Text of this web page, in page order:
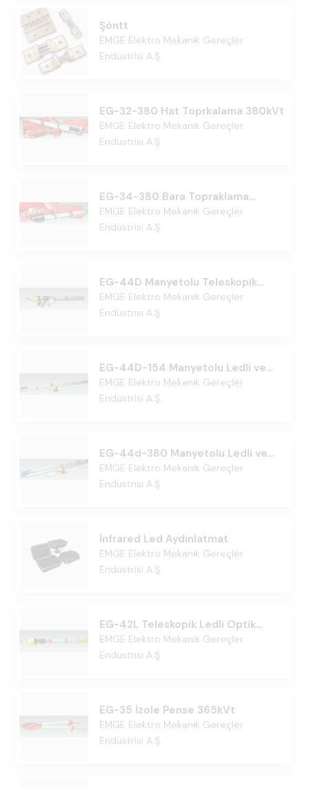
Şöntt
EMGE Elektro Mekanik Gereçler
Endüstrisi A.Ş.
EG-32-380 Hat Toprkalama 380kVt
EMGE Elektro Mekanik Gereçler
Endüstrisi A.Ş.
EG-34-380 Bara Topraklama
380kVt
EMGE Elektro Mekanik Gereçler
Endüstrisi A.Ş.
EG-44D Manyetolu Teleskopik
Ledli ve Akustik Stanka 36kVt
EMGE Elektro Mekanik Gereçler
Endüstrisi A.Ş.
EG-44D-154 Manyetolu Ledli ve
Akustik Stanka 154kVt
EMGE Elektro Mekanik Gereçler
Endüstrisi A.Ş.
EG-44d-380 Manyetolu Ledli ve
Akustik Stankat
EMGE Elektro Mekanik Gereçler
Endüstrisi A.Ş.
İnfrared Led Aydınlatmat
EMGE Elektro Mekanik Gereçler
Endüstrisi A.Ş.
EG-42L Teleskopik Ledli Optik
Kontrol Stankasıt
EMGE Elektro Mekanik Gereçler
Endüstrisi A.Ş.
EG-35 İzole Pense 365kVt
EMGE Elektro Mekanik Gereçler
Endüstrisi A.Ş.